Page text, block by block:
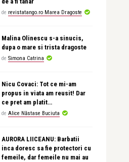
de revistatango.ro Marea Dragoste
Malina Olinescu s-a sinucis,
dupa o mare si trista dragoste
de Simona Catrina
Nicu Covaci: Tot ce mi-am
propus in viata am reusit! Dar
ce pret am platit…
de Alice Năstase Buciuta
AURORA LIICEANU: Barbatii
inca doresc sa fie protectori cu
femeile, dar femeile nu mai au